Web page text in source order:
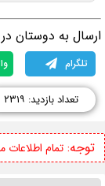
به دوستان در
تلگرام
تعداد بازدید: ۲۳۱۹
توجه:تمام اطلاعات